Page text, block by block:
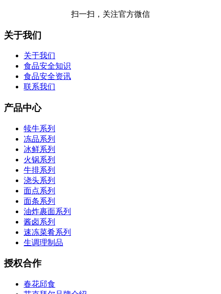
扫一扫，关注官方微信
关于我们
关于我们
食品安全知识
食品安全资讯
联系我们
产品中心
犊牛系列
冻品系列
冰鲜系列
火锅系列
牛排系列
浇头系列
面点系列
面条系列
油炸裹面系列
酱卤系列
速冻菜肴系列
生调理制品
授权合作
春花邱食